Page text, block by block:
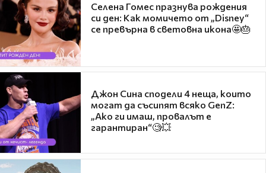
Селена Гомес празнува рождения
си ден: Как момичето от „Disney“
се превърна в световна икона🤩🎂
Джон Сина сподели 4 неща, които
могат да съсипят всяко GenZ:
„Ако ги имаш, провалът е
гарантиран“🧐💥